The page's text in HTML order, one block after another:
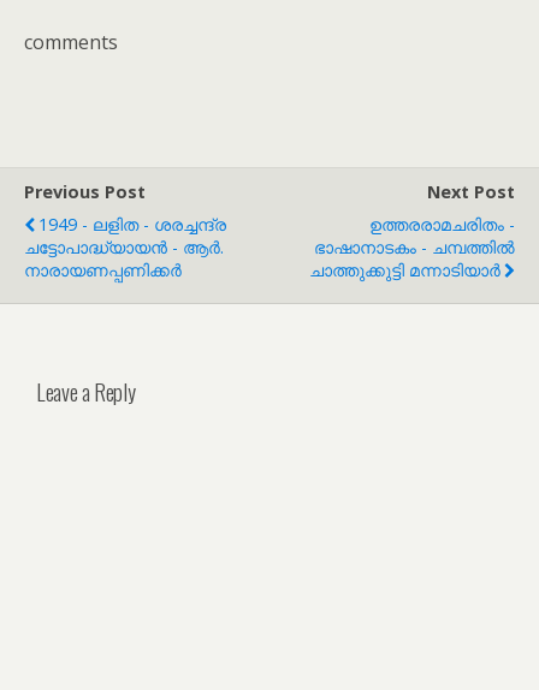
comments
Previous Post
1949 - ലളിത - ശരച്ചന്ദ്ര
ചട്ടോപാദ്ധ്യായൻ - ആർ.
നാരായണപ്പണിക്കർ
Next Post
ഉത്തരരാമചരിതം -
ഭാഷാനാടകം - ചമ്പത്തിൽ
ചാത്തുക്കുട്ടി മന്നാടിയാർ
Leave a Reply